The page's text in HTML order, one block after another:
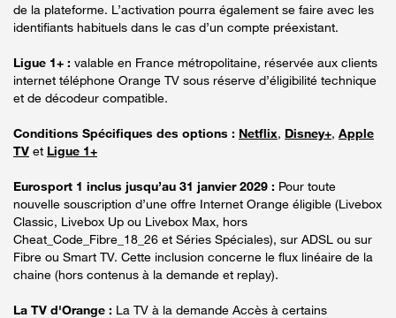
de la plateforme. L’activation pourra également se faire avec les
identifiants habituels dans le cas d’un compte préexistant.
Ligue 1+ : valable en France métropolitaine, réservée aux clients
internet téléphone Orange TV sous réserve d’éligibilité technique
et de décodeur compatible.
Conditions Spécifiques des options : Netflix, Disney+, Apple
TV et Ligue 1+
Eurosport 1 inclus jusqu’au 31 janvier 2029 : Pour toute
nouvelle souscription d’une offre Internet Orange éligible (Livebox
Classic, Livebox Up ou Livebox Max, hors
Cheat_Code_Fibre_18_26 et Séries Spéciales), sur ADSL ou sur
Fibre ou Smart TV. Cette inclusion concerne le flux linéaire de la
chaine (hors contenus à la demande et replay).
La TV d'Orange : La TV à la demande Accès à certains